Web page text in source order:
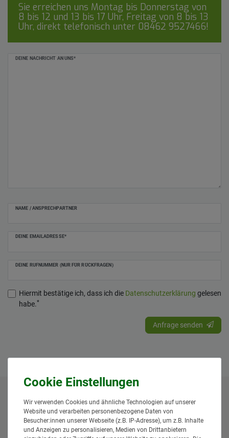
Sie erreichen uns Montag bis Donnerstag von
8 bis 12 und 13 bis 17 Uhr, Freitag von 8 bis 13
Uhr, direkt telefonisch unter 08462 9527466!
DEINE NACHRICHT AN UNS*
NAME / ANSPRECHPARTNER
DEINE EMAILADRESSE*
DEINE RUFNUMMER (NUR FÜR RÜCKFRAGEN)
Hiermit bestätige ich, dass ich die Daten­schutz­erklärung gelesen
habe.*
Ceres::Template.mailFormHoneypotLabel
Anfrage senden
* Alle Preise inklusive gesetzlicher Mehrwertsteuer und
zuzüglichVersandkosten. Der Versand erfolgt bei vielen
Artikeln bei Bestellungen bis 14 Uhr und Sofortbezahlung
(z.B. PayPal) bereits am gleichen Werktag. Die angegebenen
Wir verwenden Cookies und ähnliche Technologien auf unserer
Website und verarbeiten personenbezogene Daten von
Besucher:innen unserer Webseite (z.B. IP-Adresse), um z.B. Inhalte
und Anzeigen zu personalisieren, Medien von Drittanbietern